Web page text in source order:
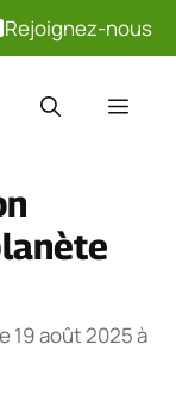
Rejoignez-nous
19 août 2025 à